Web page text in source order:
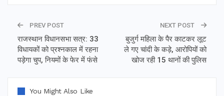
PREV POST
राजस्थान विधानसभा सत्र: 33
विधायकों को प्रश्नकाल में रहना
पड़ेगा चुप, नियमों के फेर में फंसे
NEXT POST
बुजुर्ग महिला के पैर काटकर लूट
ले गए चांदी के कड़े, आरोपियों को
खोज रही 15 थानों की पुलिस
You Might Also Like